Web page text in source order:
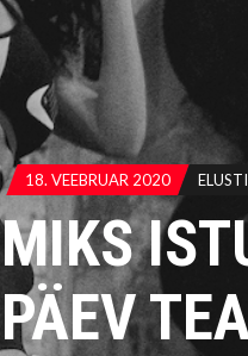
18. VEEBRUAR 2020
MIKS
PÄEV